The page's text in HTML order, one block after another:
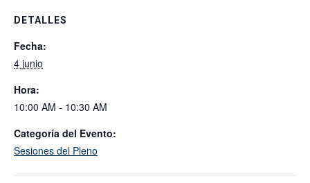
DETALLES
Fecha:
4 junio
Hora:
10:00 AM - 10:30 AM
Categoría del Evento:
Sesiones del Pleno